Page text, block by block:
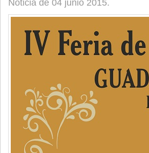
Noticia de 04 junio 2015.